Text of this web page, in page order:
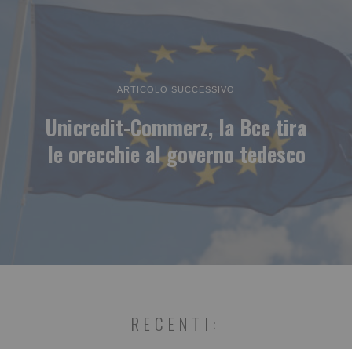
ARTICOLO SUCCESSIVO
Unicredit-Commerz, la Bce tira
le orecchie al governo tedesco
RECENTI: